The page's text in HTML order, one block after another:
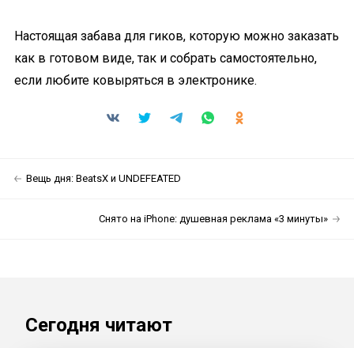
Настоящая забава для гиков, которую можно заказать
как в готовом виде, так и собрать самостоятельно,
если любите ковыряться в электронике.
Вещь дня: BeatsX и UNDEFEATED
Снято на iPhone: душевная реклама «3 минуты»
Сегодня читают